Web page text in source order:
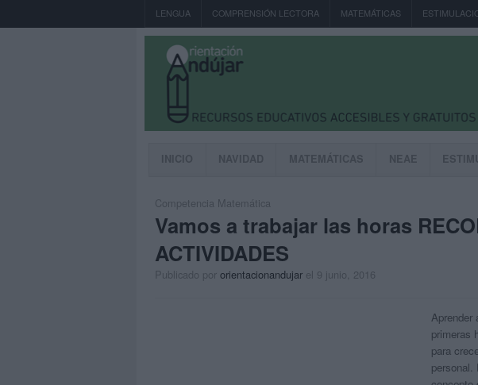
LENGUA COMPRENSIÓN LECTORA MATEMÁTICAS
INICIO NAVIDAD MATEMÁTICAS NEAE
Competencia Matemática
Vamos a trabajar las horas
ACTIVIDADES
Publicado por orientacionandujar el 9 junio, 2016
Aprender
primeras
para
personal.